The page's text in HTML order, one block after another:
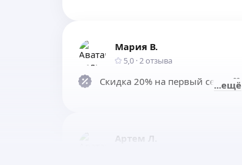
Мария В.
5,0 · 2отзыва
Скидка 20% на первый сеанс 🤍
ещё
Артем Л.